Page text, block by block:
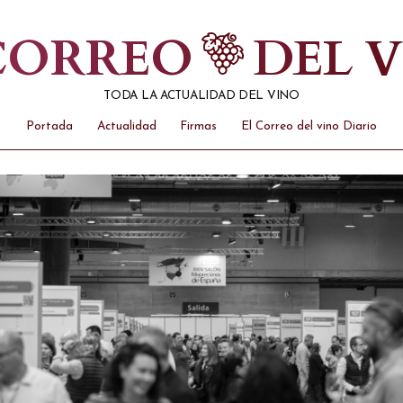
DEL
TODA LA ACTUALIDAD DEL VINO
Portada Actualidad Firmas El Correo del vino Diario